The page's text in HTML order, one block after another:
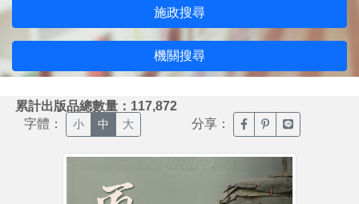
施政搜尋
機關搜尋
累計出版品總數量：117,872
字體： 小 中 大 分享： 臉書分享(另開新視窗)
噗浪分享(另開新
Line分享(另